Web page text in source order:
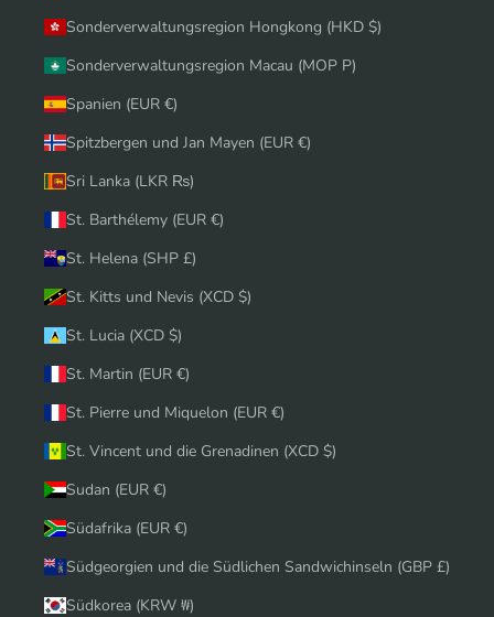
Sonderverwaltungsregion Hongkong (HKD $)
Sonderverwaltungsregion Macau (MOP P)
Spanien (EUR €)
Spitzbergen und Jan Mayen (EUR €)
Sri Lanka (LKR ₨)
St. Barthélemy (EUR €)
St. Helena (SHP £)
St. Kitts und Nevis (XCD $)
St. Lucia (XCD $)
St. Martin (EUR €)
St. Pierre und Miquelon (EUR €)
St. Vincent und die Grenadinen (XCD $)
Sudan (EUR €)
Südafrika (EUR €)
Südgeorgien und die Südlichen Sandwichinseln (GBP £)
Südkorea (KRW ₩)